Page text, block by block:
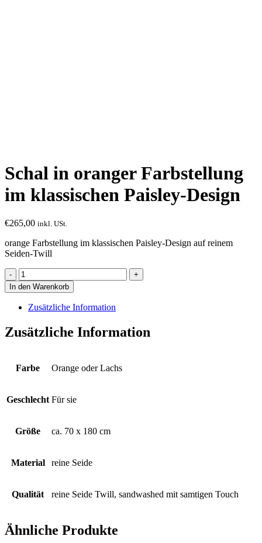
Schal in oranger Farbstellung
im klassischen Paisley-Design
€265,00 inkl. USt.
orange Farbstellung im klassischen Paisley-Design auf reinem
Seiden-Twill
Schal
in
oranger
Farbstellung
klassischen
Paisley-
In den Warenkorb
Zusätzliche Information
Zusätzliche Information
Farbe Orange oder Lachs
Geschlecht Für sie
Größe ca. 70 x 180 cm
Material reine Seide
Qualität reine Seide Twill, sandwashed mit samtigen Touch
Ähnliche Produkte